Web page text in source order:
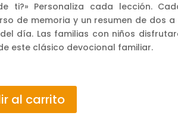
ti?» Personaliza cada lección.
de memoria y un resumen de dos
día. Las familias con niños
este clásico devocional familiar.
al carrito